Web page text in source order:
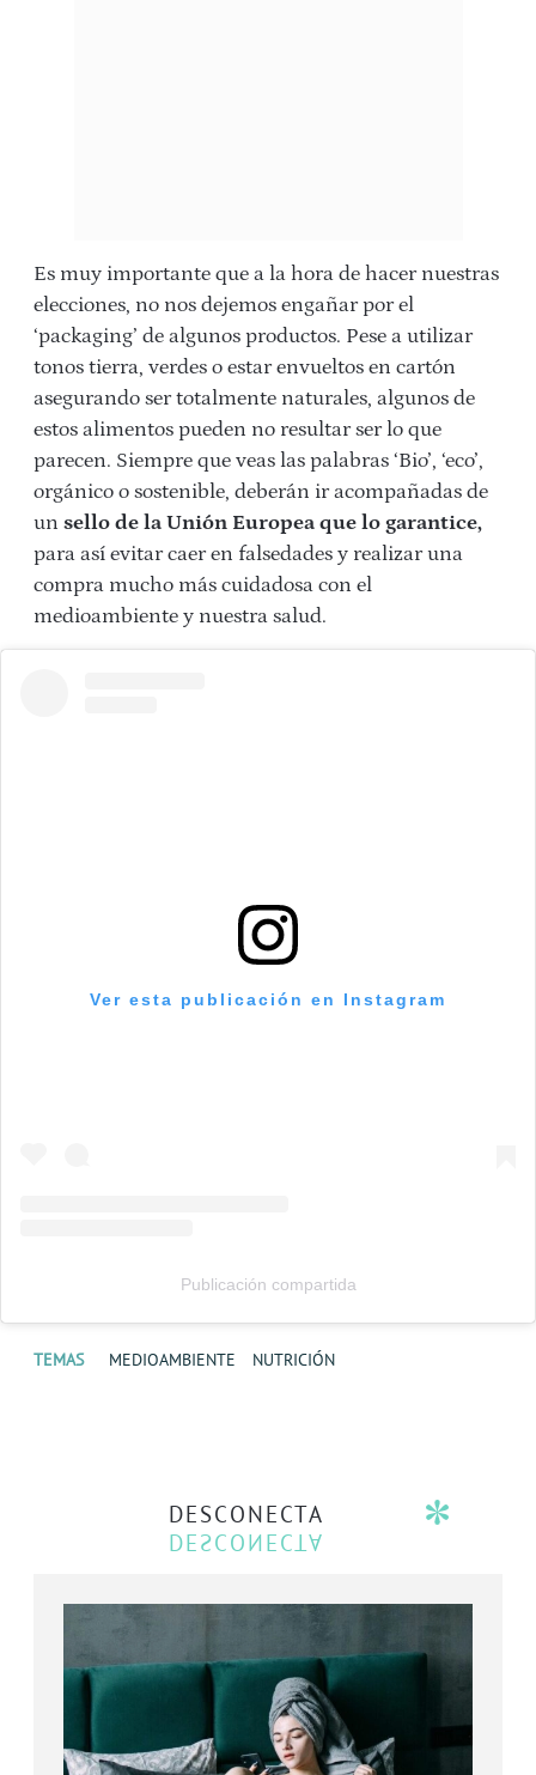
Es muy importante que a la hora de hacer nuestras
elecciones, no nos dejemos engañar por el
‘packaging’ de algunos productos. Pese a utilizar
tonos tierra, verdes o estar envueltos en cartón
asegurando ser totalmente naturales, algunos de
estos alimentos pueden no resultar ser lo que
parecen. Siempre que veas las palabras ‘Bio’, ‘eco’,
orgánico o sostenible, deberán ir acompañadas de
un sello de la Unión Europea que lo garantice,
para así evitar caer en falsedades y realizar una
compra mucho más cuidadosa con el
medioambiente y nuestra salud.
Ver esta publicación en Instagram
Publicación compartida
TEMAS MEDIOAMBIENTE NUTRICIÓN
DESCONECTA